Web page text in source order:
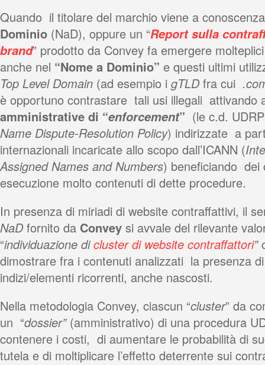
Quando il titolare del marchio viene a
Dominio (NaD), oppure un “Report sulla
brand” prodotto da Convey fa emergere
anche nel “Nome a Dominio” e questi ultimi
Top Level Domain (ad esempio i gTLD fra cui
è opportuno contrastare tali usi illegali attivando
amministrative di “enforcement” (le c.d.
Name Dispute-Resolution Policy) indirizzate a
internazionali incaricate allo scopo dall’ICANN (
Assigned Names and Numbers) beneficiando dei
esecuzione molto contenuti di dette procedure.
In presenza di miriadi di website contraffattivi, il
NaD fornito da Convey si avvale del rilevante
“individuazione di cluster di website contraffattori”
dimostrare fra i contenuti analizzati la presenza di
indizi/elementi ricorrenti, anche nascosti.
Nella metodologia Convey, ciascun “cluster” da
un “dossier”(amministrativo) di una procedura
contenere i costi, di aumentare le probabilità di
tutela e di moltiplicare l’effetto deterrente sui